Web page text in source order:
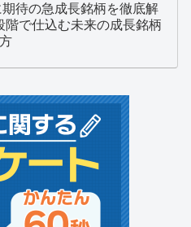
待の急成長銘柄を徹底解
階で仕込む未来の成長銘柄